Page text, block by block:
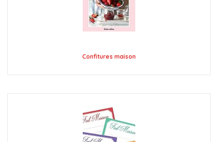
Confitures maison